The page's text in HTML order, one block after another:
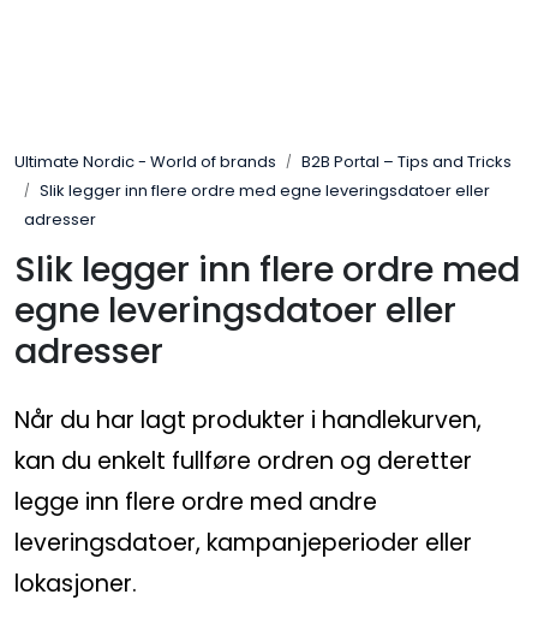
Ultimate Nordic - World of brands
B2B Portal – Tips and Tricks
Slik legger inn flere ordre med egne leveringsdatoer eller
adresser
Slik legger inn flere ordre med
egne leveringsdatoer eller
adresser
Når du har lagt produkter i handlekurven,
kan du enkelt fullføre ordren og deretter
legge inn flere ordre med andre
leveringsdatoer, kampanjeperioder eller
lokasjoner.
News/Info
Mediaportalen